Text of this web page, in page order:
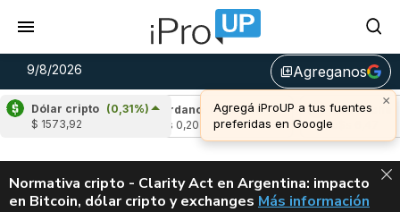
9/8/2026 library_addAgreganos
×
Agregá iProUP a tus fuentes
preferidas en Google
Dólar cripto (0,31%)
$ 1573,92
Cardano
(-0,23%)
Avalanche (-
u$s 6,47
ALERTA
Normativa cripto - Clarity Act en Argentina: impacto
en Bitcoin, dólar cripto y exchanges CLARITY ACT EN
Más información